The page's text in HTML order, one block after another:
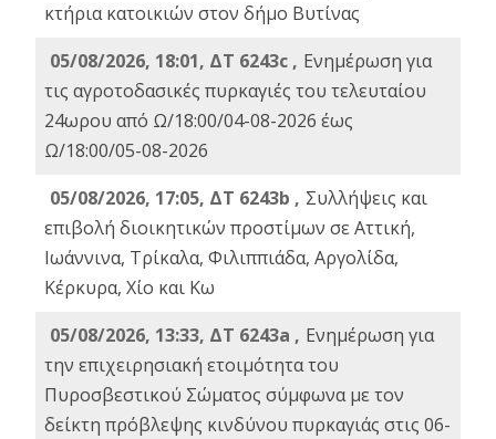
κτήρια κατοικιών στον δήμο Βυτίνας
05/08/2026, 18:01, ΔΤ 6243c , Ενημέρωση για
τις αγροτοδασικές πυρκαγιές του τελευταίου
24ωρου από Ω/18:00/04-08-2026 έως
Ω/18:00/05-08-2026
05/08/2026, 17:05, ΔΤ 6243b , Συλλήψεις και
επιβολή διοικητικών προστίμων σε Αττική,
Ιωάννινα, Τρίκαλα, Φιλιππιάδα, Αργολίδα,
Κέρκυρα, Χίο και Κω
05/08/2026, 13:33, ΔΤ 6243a , Ενημέρωση για
την επιχειρησιακή ετοιμότητα του
Πυροσβεστικού Σώματος σύμφωνα με τον
δείκτη πρόβλεψης κινδύνου πυρκαγιάς στις 06-